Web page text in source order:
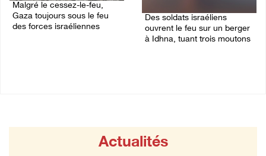
Malgré le cessez-le-feu,
Gaza toujours sous le feu
des forces israéliennes
Des soldats israéliens
ouvrent le feu sur un berger
à Idhna, tuant trois moutons
Actualités